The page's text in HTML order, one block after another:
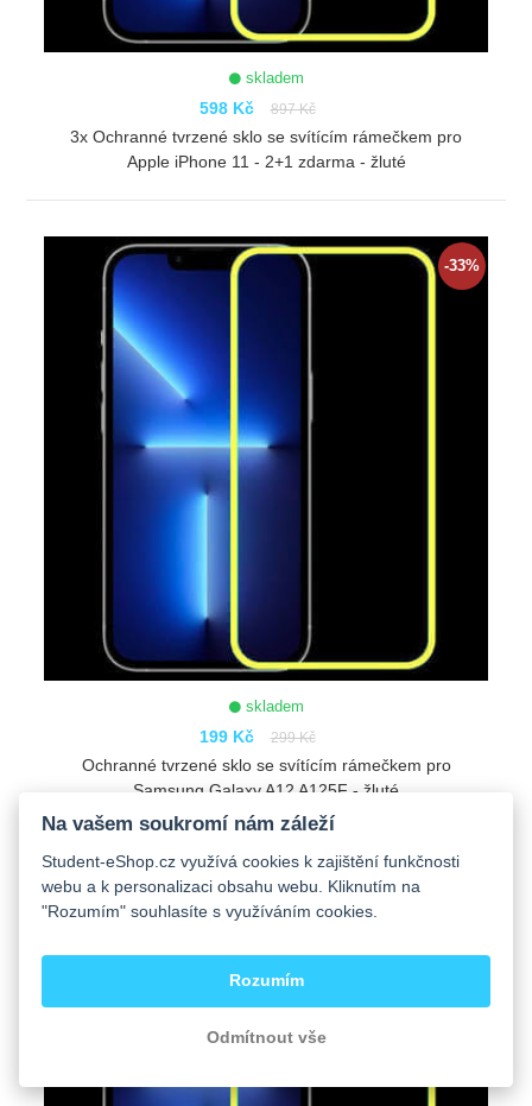
skladem
598 Kč 897 Kč
ZOBRAZIT
3x Ochranné tvrzené sklo se svítícím rámečkem pro
Apple iPhone 11 - 2+1 zdarma - žluté
-33%
skladem
199 Kč 299 Kč
ZOBRAZIT
Ochranné tvrzené sklo se svítícím rámečkem pro
Samsung Galaxy A12 A125F - žluté
Na vašem soukromí nám záleží
Student-eShop.cz využívá cookies k zajištění funkčnosti
webu a k personalizaci obsahu webu. Kliknutím na
"Rozumím" souhlasíte s využíváním cookies.
Rozumím
Odmítnout vše